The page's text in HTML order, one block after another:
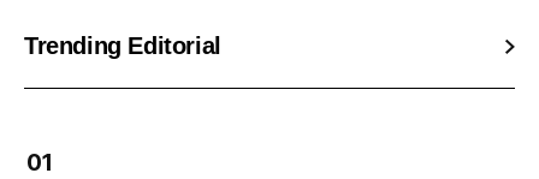
Trending Editorial
01